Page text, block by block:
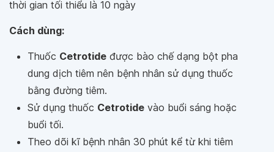
thời gian tối thiểu là 10 ngày
Cách dùng:
Thuốc Cetrotide được bào chế dạng bột pha
dung dịch tiêm nên bệnh nhân sử dụng thuốc
bằng đường tiêm.
Sử dụng thuốc Cetrotide vào buổi sáng hoặc
buổi tối.
Theo dõi kĩ bệnh nhân 30 phút kể từ khi tiêm